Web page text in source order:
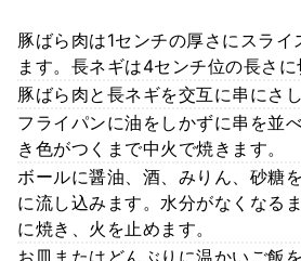
豚ばら肉は1センチの厚さにスライ
ます。長ネギは4センチ位の長さに
豚ばら肉と長ネギを交互に串にさ
フライパンに油をしかずに串を並
き色がつくまで中火で焼きます。
ボールに醤油、酒、みりん、砂糖
に流し込みます。水分がなくなる
に焼き、火を止めます。